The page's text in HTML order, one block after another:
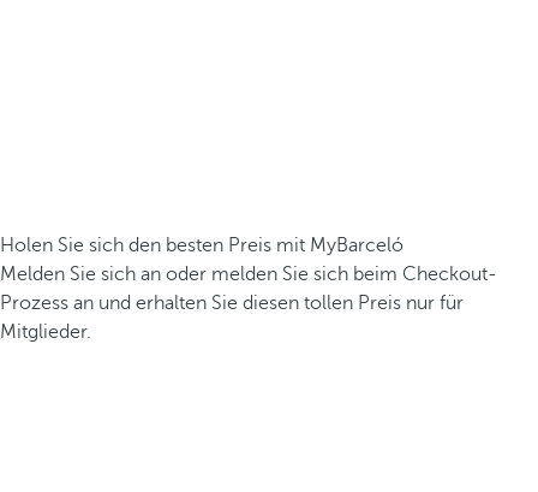
Holen Sie sich den besten Preis mit MyBarceló
Melden Sie sich an oder melden Sie sich beim Checkout-
Prozess an und erhalten Sie diesen tollen Preis nur für
Mitglieder.